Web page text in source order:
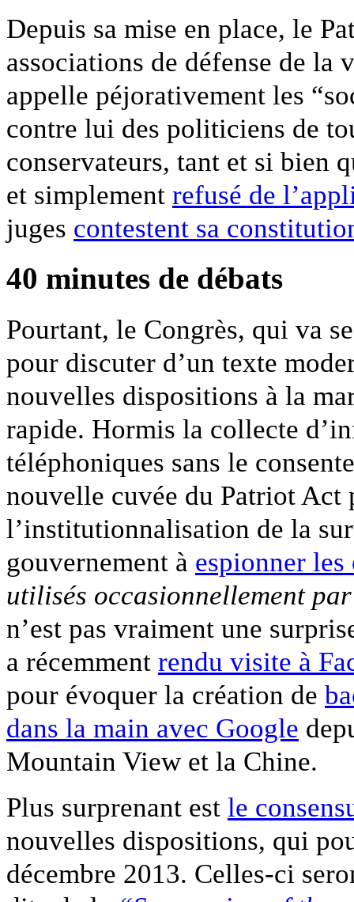
Depuis sa mise en place, le
associations de défense de la
appelle péjorativement les
contre lui des politiciens de
conservateurs, tant et si bien
et simplement refusé de
juges contestent sa
40 minutes de débats
Pourtant, le Congrès, qui va
pour discuter d’un texte
nouvelles dispositions à la
rapide. Hormis la collecte
téléphoniques sans le
nouvelle cuvée du Patriot Act
l’institutionnalisation de la
gouvernement à espionner
utilisés occasionnellement
n’est pas vraiment une
a récemment rendu visite à
pour évoquer la création de
dans la main avec Google
Mountain View et la Chine.
Plus surprenant est le
nouvelles dispositions, qui
décembre 2013. Celles-ci